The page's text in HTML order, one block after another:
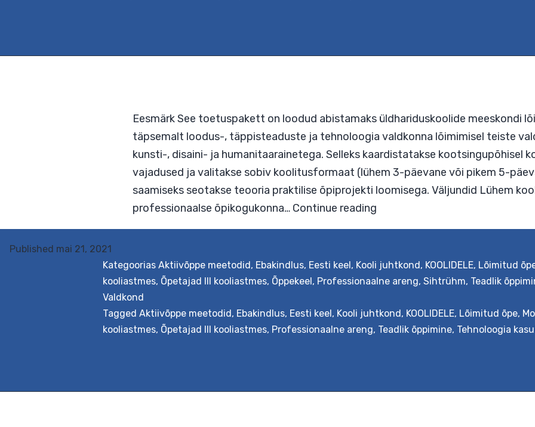
Eesmärk See toetuspakett on loodud abistamaks üldhariduskoolide
Published mai 21, 2021
Kategoorias Aktiivõppe meetodid, Ebakindlus, Eesti keel, Kooli juhtkond, KOOLIDELE, Lõimitud
kooliastmes, Õpetajad III kooliastmes, Õppekeel, Professionaalne areng, Sihtrühm, Teadlik
Valdkond
Tagged Aktiivõppe meetodid, Ebakindlus, Eesti keel, Kooli juhtkond, KOOLIDELE, Lõimitud õpe,
kooliastmes, Õpetajad III kooliastmes, Professionaalne areng, Teadlik õppimine, Tehnoloogia